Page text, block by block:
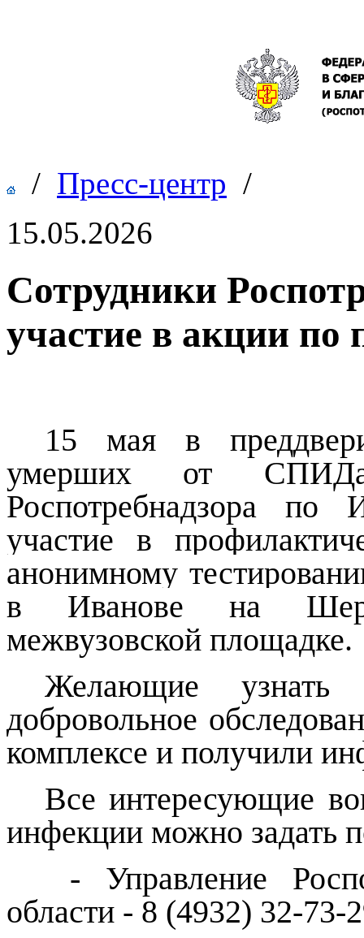
/ Пресс-центр /
15.05.2026
Сотрудники
участие в акции
15 мая в
умерших от
Роспотребнадзора по
участие в
анонимному
в Иванове на
межвузовской площадке.
Желающие узнать
добровольное
комплексе и получили
Все интересующие
инфекции можно задать
- Управление
области - 8 (4932) 32-73-